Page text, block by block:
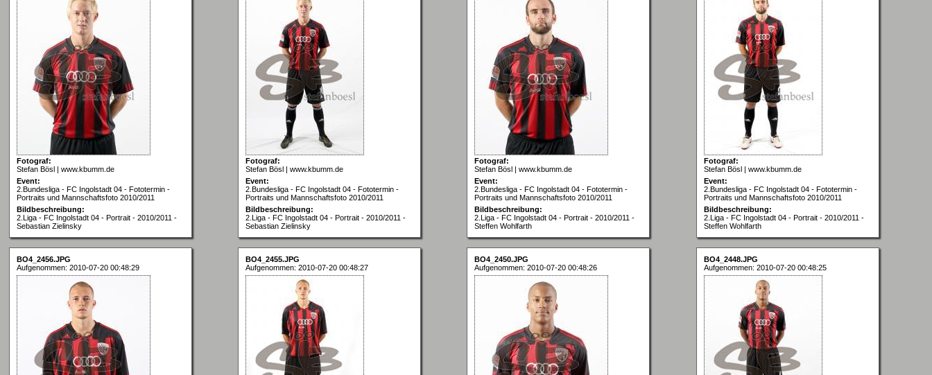
Fotograf:
Stefan Bösl | www.kbumm.de
Event:
2.Bundesliga - FC Ingolstadt 04 - Fototermin -
Portraits und Mannschaftsfoto 2010/2011
Bildbeschreibung:
2.Liga - FC Ingolstadt 04 - Portrait - 2010/2011 -
Sebastian Zielinsky
Fotograf:
Stefan Bösl | www.kbumm.de
Event:
2.Bundesliga - FC Ingolstadt 04 - Fototermin -
Portraits und Mannschaftsfoto 2010/2011
Bildbeschreibung:
2.Liga - FC Ingolstadt 04 - Portrait - 2010/2011 -
Sebastian Zielinsky
Fotograf:
Stefan Bösl | www.kbumm.de
Event:
2.Bundesliga - FC Ingolstadt 04 - Fototermin -
Portraits und Mannschaftsfoto 2010/2011
Bildbeschreibung:
2.Liga - FC Ingolstadt 04 - Portrait - 2010/2011 -
Steffen Wohlfarth
Fotograf:
Stefan Bösl | www.kbumm.de
Event:
2.Bundesliga - FC Ingolstadt 04 - Fototermin -
Portraits und Mannschaftsfoto 2010/2011
Bildbeschreibung:
2.Liga - FC Ingolstadt 04 - Portrait - 2010/2011 -
Steffen Wohlfarth
BO4_2456.JPG
Aufgenommen: 2010-07-20 00:48:29
BO4_2455.JPG
Aufgenommen: 2010-07-20 00:48:27
BO4_2450.JPG
Aufgenommen: 2010-07-20 00:48:26
BO4_2448.JPG
Aufgenommen: 2010-07-20 00:48:25